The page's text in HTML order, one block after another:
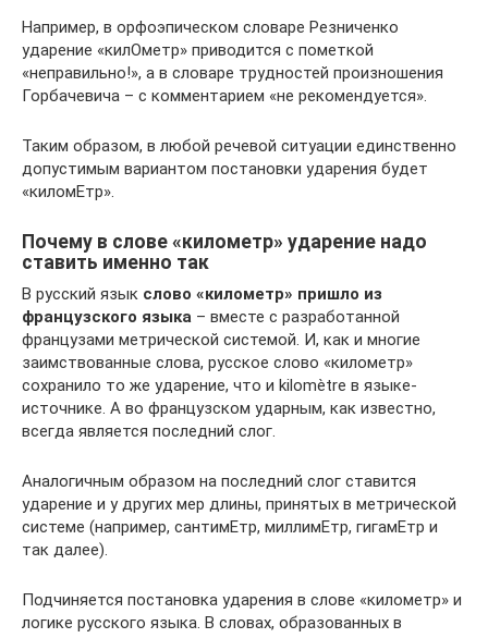
Например, в орфоэпическом словаре Резниченко
ударение «килОметр» приводится с пометкой
«неправильно!», а в словаре трудностей произношения
Горбачевича – с комментарием «не рекомендуется».
Таким образом, в любой речевой ситуации единственно
допустимым вариантом постановки ударения будет
«киломЕтр».
Почему в слове «километр» ударение надо
ставить именно так
В русский язык слово «километр» пришло из
французского языка – вместе с разработанной
французами метрической системой. И, как и многие
заимствованные слова, русское слово «километр»
сохранило то же ударение, что и kilomètre в языке-
источнике. А во французском ударным, как известно,
всегда является последний слог.
Аналогичным образом на последний слог ставится
ударение и у других мер длины, принятых в метрической
системе (например, сантимЕтр, миллимЕтр, гигамЕтр и
так далее).
Подчиняется постановка ударения в слове «километр» и
логике русского языка. В словах, образованных в